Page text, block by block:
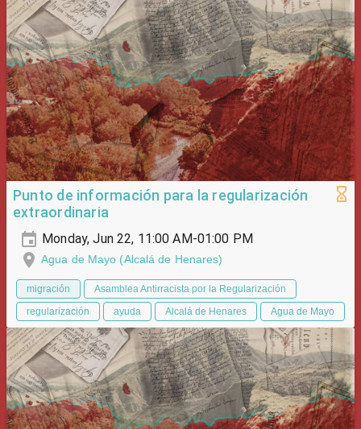
Punto de información para la regularización
extraordinaria
Monday, Jun 22, 11:00 AM-01:00 PM
Agua de Mayo (Alcalá de Henares)
migración
Asamblea Antirracista por la Regularización
regularización
ayuda Alcalá de Henares Agua de Mayo